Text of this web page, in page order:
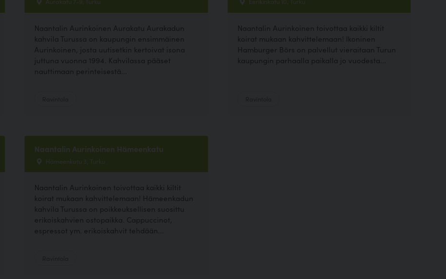
Naantalin Aurinkoinen Aurakatu Aurakadun
kahvila Turussa on kaupungin ensimmäinen
Aurinkoinen, josta uutisetkin kertoivat isona
juttuna vuonna 1994. Kahvilassa pääset
nauttimaan perinteisestä...
Naantalin Aurinkoinen toivottaa kaikki kiltit
koirat mukaan kahvittelemaan! Ikoninen
Hamburger Börs on palvellut vieraitaan Turun
kaupungin parhaalla paikalla jo vuodesta...
Naantalin Aurinkoinen Hämeenkatu
Hämeenkatu 3, Turku
Naantalin Aurinkoinen toivottaa kaikki kiltit
koirat mukaan kahvittelemaan! Hämeenkadun
kahvila Turussa on poikkeuksellisen suosittu
erikoiskahvien ostopaikka. Cappuccinot,
espressot ym. erikoiskahvit tehdään...